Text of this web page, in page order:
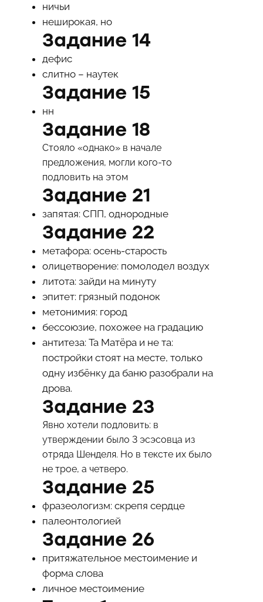
ничьи
неширокая, но
Задание 14
дефис
слитно – наутек
Задание 15
нн
Задание 18
Стояло «однако» в начале
предложения, могли кого-то
подловить на этом
Задание 21
запятая: СПП, однородные
Задание 22
метафора: осень-старость
олицетворение: помолодел воздух
литота: зайди на минуту
эпитет: грязный подонок
метонимия: город
бессоюзие, похожее на градацию
антитеза: Та Матёра и не та:
постройки стоят на месте, только
одну избёнку да баню разобрали на
дрова.
Задание 23
Явно хотели подловить: в
утверждении было 3 эсэсовца из
отряда Шенделя. Но в тексте их было
не трое, а четверо.
Задание 25
фразеологизм: скрепя сердце
палеонтологией
Задание 26
притяжательное местоимение и
форма слова
личное местоимение